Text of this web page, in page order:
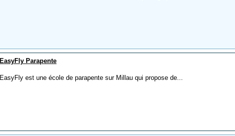
EasyFly Parapente
EasyFly est une école de parapente sur Millau qui propose de...